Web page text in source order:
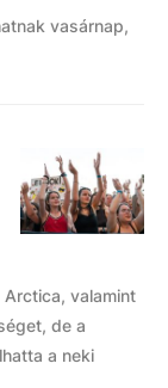
vasárnap,
valamint
de a
a neki